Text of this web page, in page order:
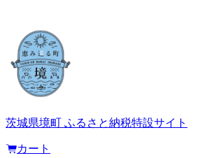
茨城県境町 ふるさと納税特設サイト
カート